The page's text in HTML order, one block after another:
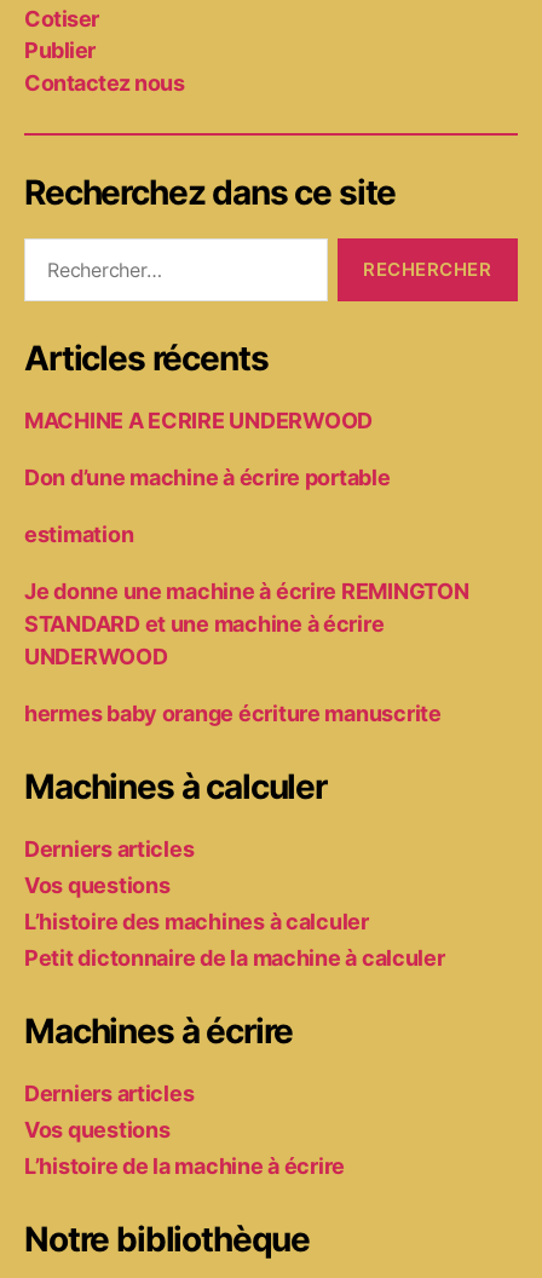
Cotiser
Publier
Contactez nous
Recherchez dans ce site
Articles récents
MACHINE A ECRIRE UNDERWOOD
Don d’une machine à écrire portable
estimation
Je donne une machine à écrire REMINGTON
STANDARD et une machine à écrire
UNDERWOOD
hermes baby orange écriture manuscrite
Machines à calculer
Derniers articles
Vos questions
L’histoire des machines à calculer
Petit dictonnaire de la machine à calculer
Machines à écrire
Derniers articles
Vos questions
L’histoire de la machine à écrire
Notre bibliothèque